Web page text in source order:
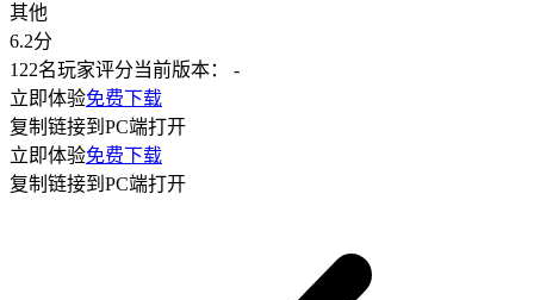
其他
6.2分
122名玩家评分当前版本：
-
立即体验免费下载
复制链接到PC端打开
立即体验免费下载
复制链接到PC端打开